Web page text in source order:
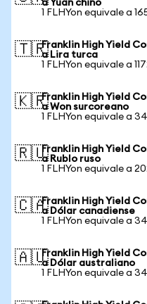
a Yuan chino
1 FLHYon equivale a
🇹🇷Franklin High Yield
a Lira turca
1 FLHYon equivale a
🇰🇷Franklin High Yield
a Won surcoreano
1 FLHYon equivale a
🇷🇺Franklin High Yield
a Rublo ruso
1 FLHYon equivale a
🇨🇦Franklin High Yield
a Dólar canadiense
1 FLHYon equivale a
🇦🇺Franklin High Yield
a Dólar australiano
1 FLHYon equivale a